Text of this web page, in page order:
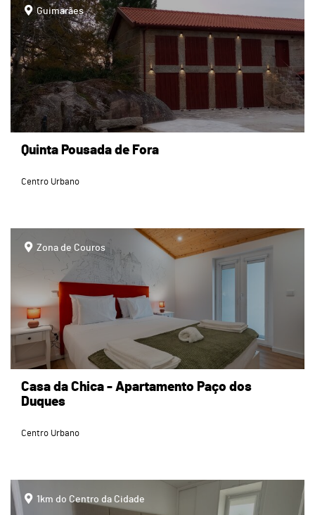
Guimarães
Quinta Pousada de Fora
Centro Urbano
Zona de Couros
Casa da Chica - Apartamento Paço dos
Duques
Centro Urbano
page
1km do Centro da Cidade